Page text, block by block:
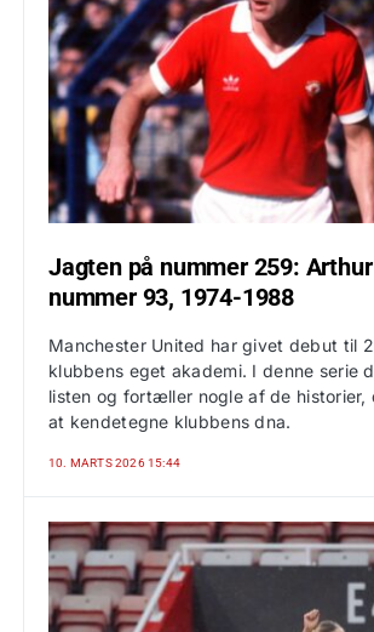
Jagten på nummer 259:
nummer 93, 1974-1988
Manchester United har givet debut til
klubbens eget akademi. I denne serie
listen og fortæller nogle af de historier,
at kendetegne klubbens dna.
10. MARTS 2026 15:44